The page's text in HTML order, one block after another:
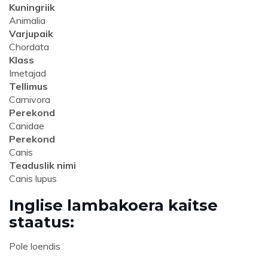
Kuningriik
Animalia
Varjupaik
Chordata
Klass
Imetajad
Tellimus
Carnivora
Perekond
Canidae
Perekond
Canis
Teaduslik nimi
Canis lupus
Inglise lambakoera kaitse
staatus:
Pole loendis